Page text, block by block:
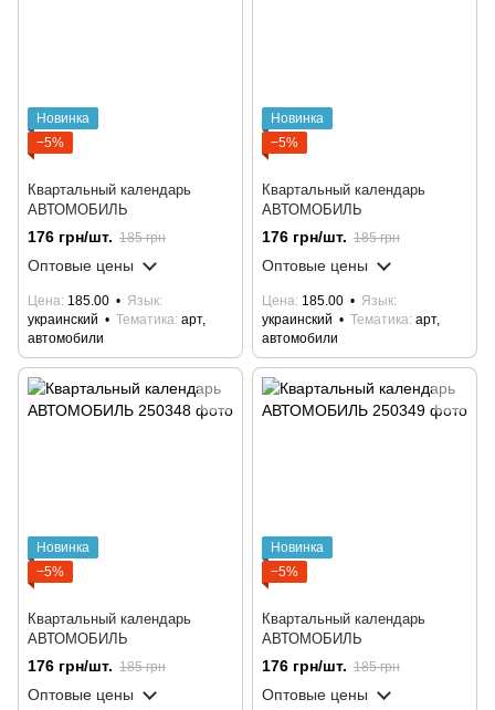
Новинка
−5%
Квартальный календарь
АВТОМОБИЛЬ
176 грн/шт. 185 грн
Оптовые цены
Цена 185.00
Язык
украинский
Тематика арт,
автомобили
Новинка
−5%
Квартальный календарь
АВТОМОБИЛЬ
176 грн/шт. 185 грн
Оптовые цены
Цена 185.00
Язык
украинский
Тематика арт,
автомобили
Новинка
−5%
Квартальный календарь
АВТОМОБИЛЬ
176 грн/шт. 185 грн
Оптовые цены
Новинка
−5%
Квартальный календарь
АВТОМОБИЛЬ
176 грн/шт. 185 грн
Оптовые цены